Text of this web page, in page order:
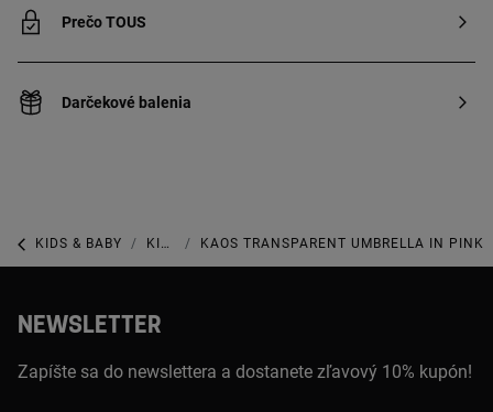
Prečo TOUS
Darčekové balenia
KIDS & BABY KIDS & BABY BÁBÄTKO KAOS TRANSPARENT UMBRELLA IN PINK
NEWSLETTER
Zapíšte sa do newslettera a dostanete zľavový 10% kupón!